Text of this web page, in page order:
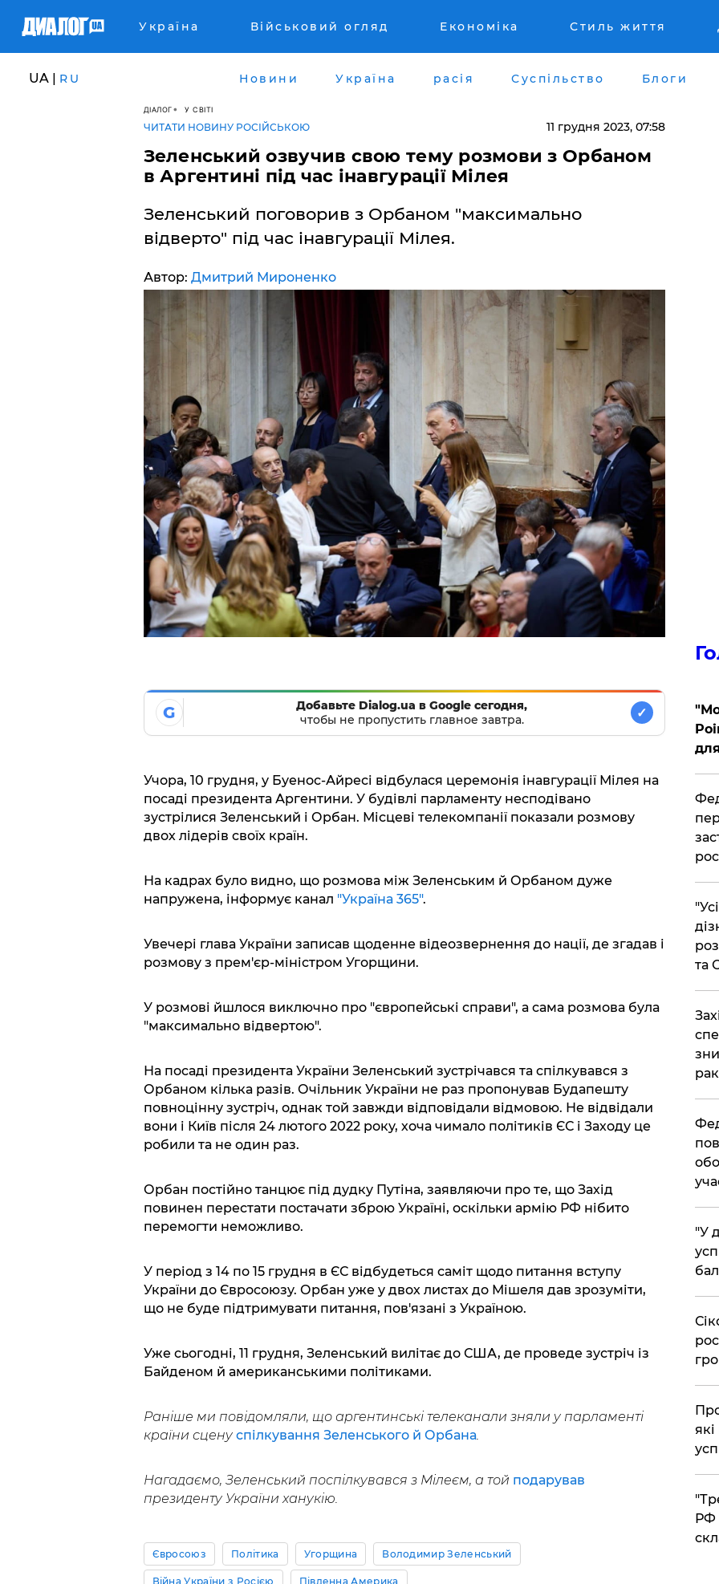
Україна Військовий огляд Економіка Стиль життя
UA | RU Новини Україна расія Суспільство Блоги
ДІАЛОГ У СВІТІ
ЧИТАТИ НОВИНУ РОСІЙСЬКОЮ 11 грудня 2023, 07:58
Зеленський озвучив свою тему розмови з Орбаном
в Аргентині під час інавгурації Мілея
Зеленський поговорив з Орбаном "максимально
відверто" під час інавгурації Мілея.
Автор: Дмитрий Мироненко
G
Добавьте Dialog.ua в Google сегодня,
чтобы не пропустить главное завтра.
✓
Учора, 10 грудня, у Буенос-Айресі відбулася церемонія інавгурації Мілея на
посаді президента Аргентини. У будівлі парламенту несподівано
зустрілися Зеленський і Орбан. Місцеві телекомпанії показали розмову
двох лідерів своїх країн.
На кадрах було видно, що розмова між Зеленським й Орбаном дуже
напружена, інформує канал "Україна 365".
Увечері глава України записав щоденне відеозвернення до нації, де згадав і
розмову з прем'єр-міністром Угорщини.
У розмові йшлося виключно про "європейські справи", а сама розмова була
"максимально відвертою".
На посаді президента України Зеленський зустрічався та спілкувався з
Орбаном кілька разів. Очільник України не раз пропонував Будапешту
повноцінну зустріч, однак той завжди відповідали відмовою. Не відвідали
вони і Київ після 24 лютого 2022 року, хоча чимало політиків ЄС і Заходу це
робили та не один раз.
Орбан постійно танцює під дудку Путіна, заявляючи про те, що Захід
повинен перестати постачати зброю Україні, оскільки армію РФ нібито
перемогти неможливо.
У період з 14 по 15 грудня в ЄС відбудеться саміт щодо питання вступу
України до Євросоюзу. Орбан уже у двох листах до Мішеля дав зрозуміти,
що не буде підтримувати питання, пов'язані з Україною.
Уже сьогодні, 11 грудня, Зеленський вилітає до США, де проведе зустріч із
Байденом й американськими політиками.
Раніше ми повідомляли, що аргентинські телеканали зняли у парламенті
країни сцену спілкування Зеленського й Орбана.
Нагадаємо, Зеленський поспілкувався з Мілеєм, а той подарував
президенту України ханукію.
Євросоюз Політика Угорщина Володимир Зеленський
Війна України з Росією Південна Америка
та
​"У
РФ